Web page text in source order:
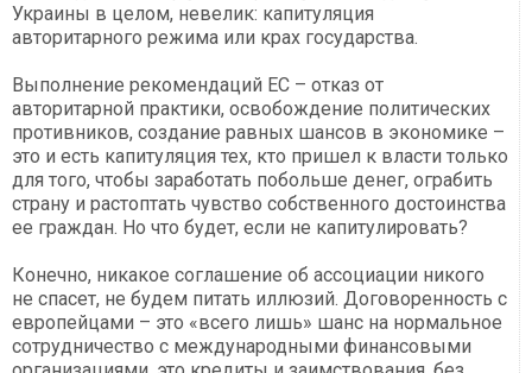
Украины в целом, невелик: капитуляция
авторитарного режима или крах государства.
Выполнение рекомендаций ЕС – отказ от
авторитарной практики, освобождение политических
противников, создание равных шансов в экономике –
это и есть капитуляция тех, кто пришел к власти только
для того, чтобы заработать побольше денег, ограбить
страну и растоптать чувство собственного достоинства
ее граждан. Но что будет, если не капитулировать?
Конечно, никакое соглашение об ассоциации никого
не спасет, не будем питать иллюзий. Договоренность с
европейцами – это «всего лишь» шанс на нормальное
сотрудничество с международными финансовыми